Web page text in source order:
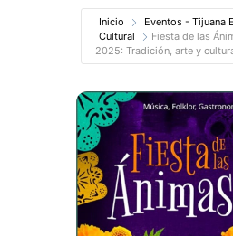
Inicio
Eventos - Tijuana
Cultural
Fiesta de las
2025: Tradición, arte y